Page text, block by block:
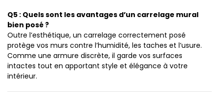
Q5 : Quels sont les avantages d’un carrelage mural
bien posé ?
Outre l’esthétique, un carrelage correctement posé
protège vos murs contre l’humidité, les taches et l’usure.
Comme une armure discrète, il garde vos surfaces
intactes tout en apportant style et élégance à votre
intérieur.